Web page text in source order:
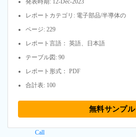
レポートカテゴリ: 電子部品/半導体の
ページ: 229
レポート言語： 英語、日本語
テーブル図: 90
レポート形式： PDF
合計表: 100
無料サンプル
Call